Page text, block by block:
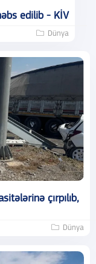
edilib - KİV
Dünya
çırpılıb,
Dünya